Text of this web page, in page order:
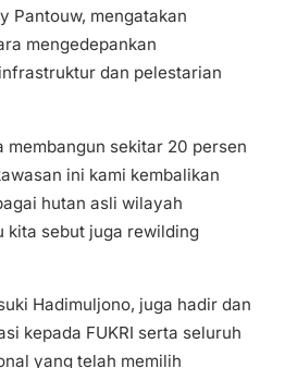
Pantouw, mengatakan
mengedepankan
dan pelestarian
membangun sekitar 20 persen
ini kami kembalikan
hutan asli wilayah
kita sebut juga rewilding
Hadimuljono, juga hadir dan
kepada FUKRI serta seluruh
yang telah memilih